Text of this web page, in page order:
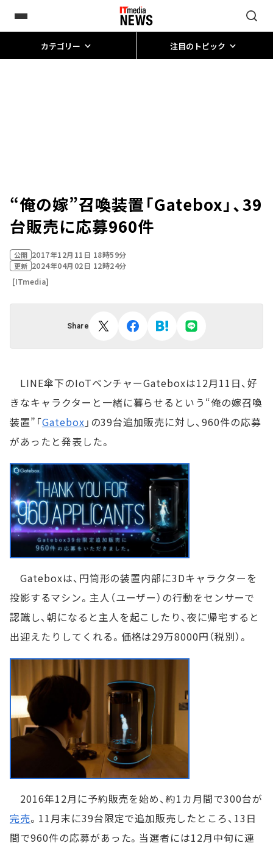
カテゴリー 注目のトピック
“俺の嫁”召喚装置「Gatebox」、39
台販売に応募960件
公開 2017年12月11日 18時59分
更新 2024年04月02日 12時24分
[ITmedia]
Share
LINE傘下のIoTベンチャーGateboxは12月11日、好
きなキャラクターと一緒に暮らせるという“俺の嫁召喚
装置”「Gatebox 」の39台追加販売に対し、960件の応募
があったと発表した。
Gateboxは、円筒形の装置内部に3Dキャラクターを
投影するマシン。主人（ユーザー）の行動をセンサーで
認識し、朝になると主人を起こしたり、夜に帰宅すると
出迎えたりしてくれる。価格は29万8000円（税別）。
2016年12月に予約販売を始め、約1カ月間で300台が
完売。11月末に39台限定で追加販売したところ、13日
間で960件の応募があった。当選者には12月中旬に連